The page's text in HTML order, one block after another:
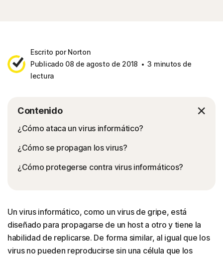
Escrito por Norton
Publicado 08 de agosto de 2018
3 minutos de
lectura
Contenido
¿Cómo ataca un virus informático?
¿Cómo se propagan los virus?
¿Cómo protegerse contra virus informáticos?
Un virus informático, como un virus de gripe, está
diseñado para propagarse de un host a otro y tiene la
habilidad de replicarse. De forma similar, al igual que los
virus no pueden reproducirse sin una célula que los